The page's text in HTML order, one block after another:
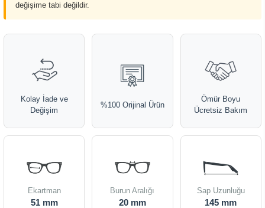
değişime tabi değildir.
Kolay İade ve
Değişim
%100 Orijinal Ürün
Ömür Boyu
Ücretsiz Bakım
Ekartman
51 mm
Burun Aralığı
20 mm
Sap Uzunluğu
145 mm